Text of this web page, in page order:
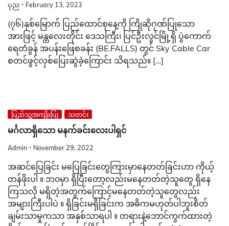
ပုည February 13, 2023
(၇၆)နှစ်မြောက် ပြည်ထောင်စုနေ့ကို ကြိုဆိုဂုဏ်ပြုသော
အားဖြင့် မန္တလေးတိုင်း ဒေသကြီး၊ ပြင်ဦးလွင်မြို့ရှိ ပွဲကောက်
ရေတံခွန် အပန်းဖြေစခန်း (BE.FALLS) တွင် Sky Cable Car
စတင်ဖွင့်လှစ်ပြေးဆွဲခဲ့ကြောင်း သိရသည်။ […]
ပြည်သူ့အကျိုးပြု သတင်း
မင်္ဂလာရှိသော မနက်ခင်းလေးပါရှင်
Admin November 29, 2022
အဆင်ပြေခြင်း မပြေခြင်းတွေကြားမှာနေတတ်ခြင်းဟာ ကိုယ့်
တန်ဖိုးပါ ။ ဘ၀မှာ ရှိပြီးတော့လည်းမနေတတ်တဲ့သူတွေ ရှိနေ
ကြသလို မရှိတဲ့အတွက်ကြောင့်မနေတတ်တဲ့သူတွေလည်း
အများကြီးပါပဲ ။ ရှိခြင်းမရှိခြင်းက အဓိကမဟုတ်ပါဘူးစိတ်
ချမ်းသာမှုကသာ အနှစ်သာရပါ ။ တရားနဲ့ဘောင်ကွက်ထားတဲ့